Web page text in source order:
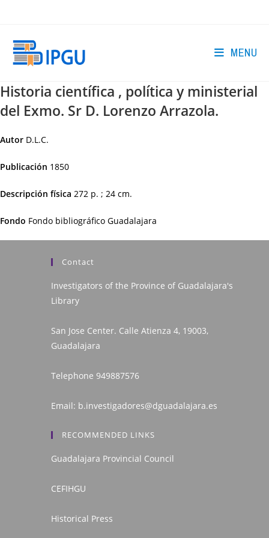
MENU
Historia científica , política y ministerial
del Exmo. Sr D. Lorenzo Arrazola.
Autor D.L.C.
Publicación 1850
Descripción física 272 p. ; 24 cm.
Fondo Fondo bibliográfico Guadalajara
Contact
Investigators of the Province of Guadalajara's
Library
San Jose Center. Calle Atienza 4, 19003,
Guadalajara
Telephone 949887576
Email: b.investigadores@dguadalajara.es
RECOMMENDED LINKS
Guadalajara Provincial Council
CEFIHGU
Historical Press